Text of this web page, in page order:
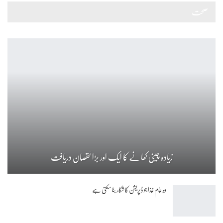
زیادہ چینی کھانے کا ایک اور بڑا نقصان دریافت
وہ عام غذا جو ڈپریشن کا شکار بنا سکتی ہے